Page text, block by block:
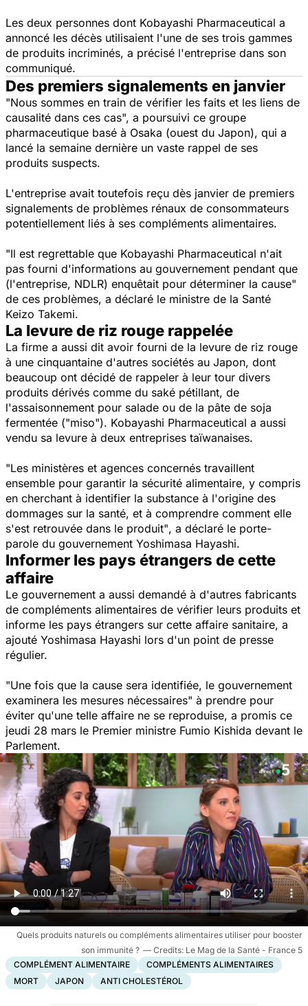
Les deux personnes dont Kobayashi Pharmaceutical a
annoncé les décès utilisaient l'une de ses trois gammes
de produits incriminés, a précisé l'entreprise dans son
communiqué.
Des premiers signalements en janvier
"Nous sommes en train de vérifier les faits et les liens de
causalité dans ces cas", a poursuivi ce groupe
pharmaceutique basé à Osaka (ouest du Japon), qui a
lancé la semaine dernière un vaste rappel de ses
produits suspects.
L'entreprise avait toutefois reçu dès janvier de premiers
signalements de problèmes rénaux de consommateurs
potentiellement liés à ses compléments alimentaires.
"Il est regrettable que Kobayashi Pharmaceutical n'ait
pas fourni d'informations au gouvernement pendant que
(l'entreprise, NDLR) enquêtait pour déterminer la cause"
de ces problèmes, a déclaré le ministre de la Santé
Keizo Takemi.
La levure de riz rouge rappelée
La firme a aussi dit avoir fourni de la levure de riz rouge
à une cinquantaine d'autres sociétés au Japon, dont
beaucoup ont décidé de rappeler à leur tour divers
produits dérivés comme du saké pétillant, de
l'assaisonnement pour salade ou de la pâte de soja
fermentée ("miso"). Kobayashi Pharmaceutical a aussi
vendu sa levure à deux entreprises taïwanaises.
"Les ministères et agences concernés travaillent
ensemble pour garantir la sécurité alimentaire, y compris
en cherchant à identifier la substance à l'origine des
dommages sur la santé, et à comprendre comment elle
s'est retrouvée dans le produit", a déclaré le porte-
parole du gouvernement Yoshimasa Hayashi.
Informer les pays étrangers de cette
affaire
Le gouvernement a aussi demandé à d'autres fabricants
de compléments alimentaires de vérifier leurs produits et
informe les pays étrangers sur cette affaire sanitaire, a
ajouté Yoshimasa Hayashi lors d'un point de presse
régulier.
"Une fois que la cause sera identifiée, le gouvernement
examinera les mesures nécessaires" à prendre pour
éviter qu'une telle affaire ne se reproduise, a promis ce
jeudi 28 mars le Premier ministre Fumio Kishida devant le
Parlement.
Quels produits naturels ou compléments alimentaires utiliser pour booster
son immunité ?
Le Mag de la Santé - France 5
COMPLÉMENT ALIMENTAIRE
COMPLÉMENTS ALIMENTAIRES
MORT
JAPON ANTI CHOLESTÉROL